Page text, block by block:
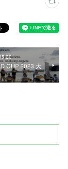
CUP 2023 大